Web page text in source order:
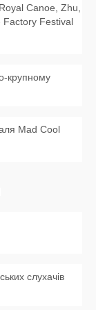
Canoe, Zhu,
Factory Festival
крупному
Mad Cool
слухачів